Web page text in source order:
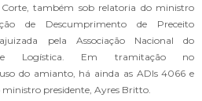
também sob relatoria do ministro
de Descumprimento de Preceito
pela Associação Nacional do
Logística. Em tramitação no
do amianto, há ainda as ADIs 4066 e
presidente, Ayres Britto.